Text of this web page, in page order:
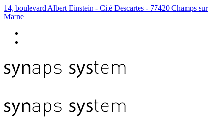
14, boulevard Albert Einstein - Cité Descartes - 77420 Champs sur
Marne